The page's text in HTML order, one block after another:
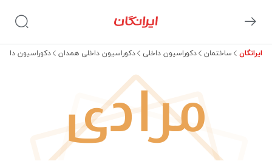
ایرانگان ساختمان دکوراسیون داخلی دکوراسیون داخلی همدان دکوراسیون
مرادی